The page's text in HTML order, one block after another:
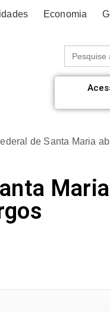
Economia
Procurar:
de Santa Maria